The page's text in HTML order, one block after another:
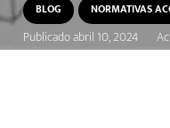
BLOG NORMATIVAS
Publicadoabril 10, 2024